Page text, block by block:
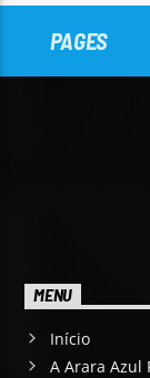
PAGES
MENU
Início
A Arara Azul